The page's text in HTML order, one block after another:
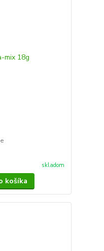
skladom
košíka